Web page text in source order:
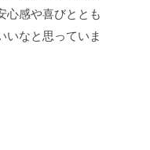
心感や喜びととも
いなと思っていま